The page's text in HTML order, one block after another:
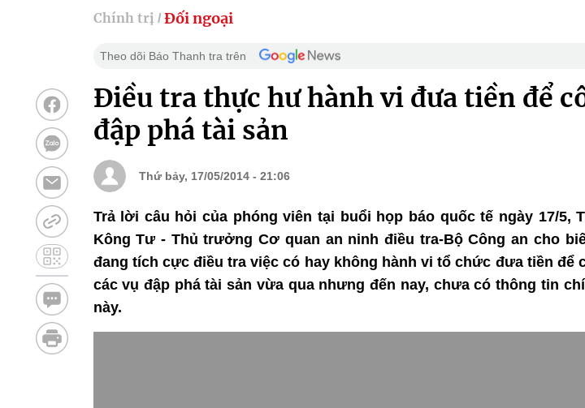
Chính trị / Đối ngoại
Theo dõi Báo Thanh tra trên
Điều tra thực hư hành vi đưa tiền để
đập phá tài sản
Thứ bảy, 17/05/2014 - 21:06
Trả lời câu hỏi của phóng viên tại buổi họp báo quốc tế ngày 17/5,
Kông Tư - Thủ trưởng Cơ quan an ninh điều tra-Bộ Công an cho
đang tích cực điều tra việc có hay không hành vi tổ chức đưa tiền để
các vụ đập phá tài sản vừa qua nhưng đến nay, chưa có thông tin
này.